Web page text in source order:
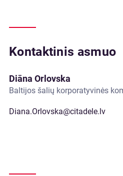
Kontaktinis asmuo
Diāna Orlovska
Baltijos šalių korporatyvinės
Diana.Orlovska@citadele.lv